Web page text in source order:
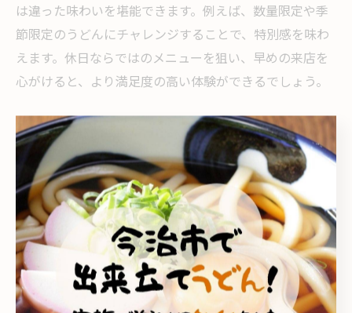
は違った味わいを堪能できます。例えば、数量限定や季
節限定のうどんにチャレンジすることで、特別感を味わ
えます。休日ならではのメニューを狙い、早めの来店を
心がけると、より満足度の高い体験ができるでしょう。
今治祇園町で味わう地元うどんの思い出作り
今治市祇園町でうどんを味わう体験は、地元の温かさや
昭和レトロな雰囲気とともに、特別な思い出になりま
す。家族や友人と一緒に訪れ、地元うどんを堪能するこ
とで、日常から離れた安らぎを得られます。たとえば、
食後に街並みを散策することで、その土地ならではの歴
史や文化も感じられます。うどんとともに過ごす時間
が、心に残る食の思い出となるでしょう。